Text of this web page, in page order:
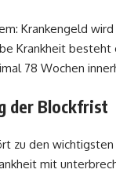
Krankengeld
Krankheit besteht
78 Wochen
der Blockfrist
zu den
mit